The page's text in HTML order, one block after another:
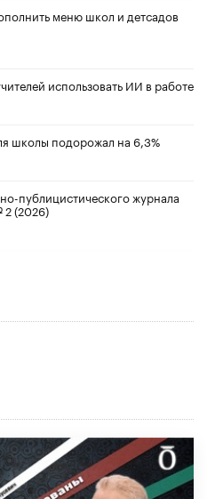
меню школ и детсадов
использовать ИИ в работе
школы подорожал на 6,3%
публицистического журнала
2 (2026)